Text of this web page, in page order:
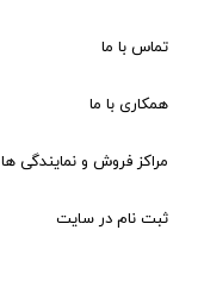
تماس با ما
همکاری با ما
مراکز فروش و نمایندگی ها
ثبت نام در سایت